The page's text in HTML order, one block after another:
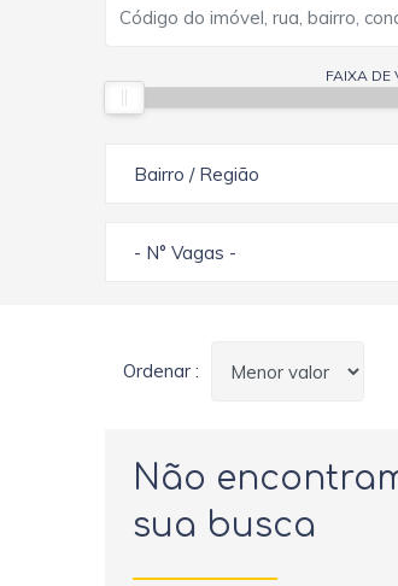
FAIXA DE
Bairro / Região
- N° Vagas -
Ordenar :
Não
sua busca